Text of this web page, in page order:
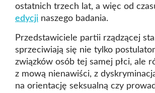
ostatnich trzech lat, a więc od
edycji naszego badania.
Przedstawiciele partii rządzącej
sprzeciwiają się nie tylko
związków osób tej samej płci, ale
z mową nienawiści, z
na orientację seksualną czy